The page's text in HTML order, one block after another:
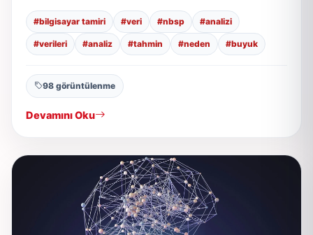
#bilgisayar tamiri #veri #nbsp #analizi
#verileri #analiz #tahmin #neden #buyuk
98 görüntülenme
Devamını Oku